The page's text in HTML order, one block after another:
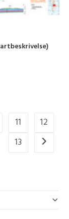
11
12
13